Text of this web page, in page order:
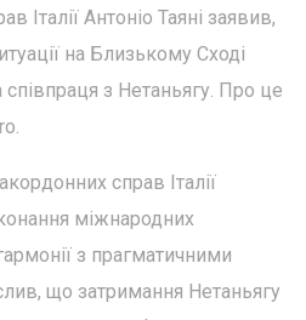
Італії Антоніо Таяні заявив,
на Близькому Сході
з Нетаньягу. Про це
справ Італії
міжнародних
з прагматичними
що затримання Нетаньягу